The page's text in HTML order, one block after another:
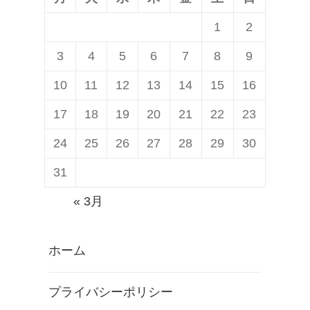
1 2
3 4 5 6 7 8 9
10 11 12 13 14 15 16
17 18 19 20 21 22 23
24 25 26 27 28 29 30
31
« 3月
ホーム
プライバシーポリシー